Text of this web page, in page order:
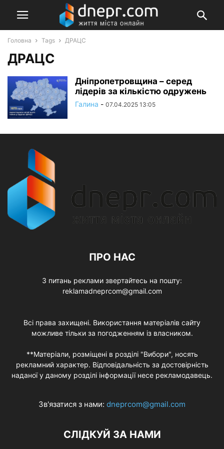
Головна Tags ДРАЦС
ДРАЦС
Дніпропетровщина – серед
лідерів за кількістю одружень
Галина - 07.04.2025 13:05
ПРО НАС
З питань реклами звертайтесь на пошту:
reklamadneprcom@gmail.com
Всі права захищені. Використання матеріалів сайту
можливе тільки за погодженням із власником.
**Матеріали, розміщені в розділі "Вибори", носять
рекламний характер. Відповідальність за достовірність
наданої у даному розділі інформації несе рекламодавець.
Зв'язатися з нами: dneprcom@gmail.com
СЛІДКУЙ ЗА НАМИ